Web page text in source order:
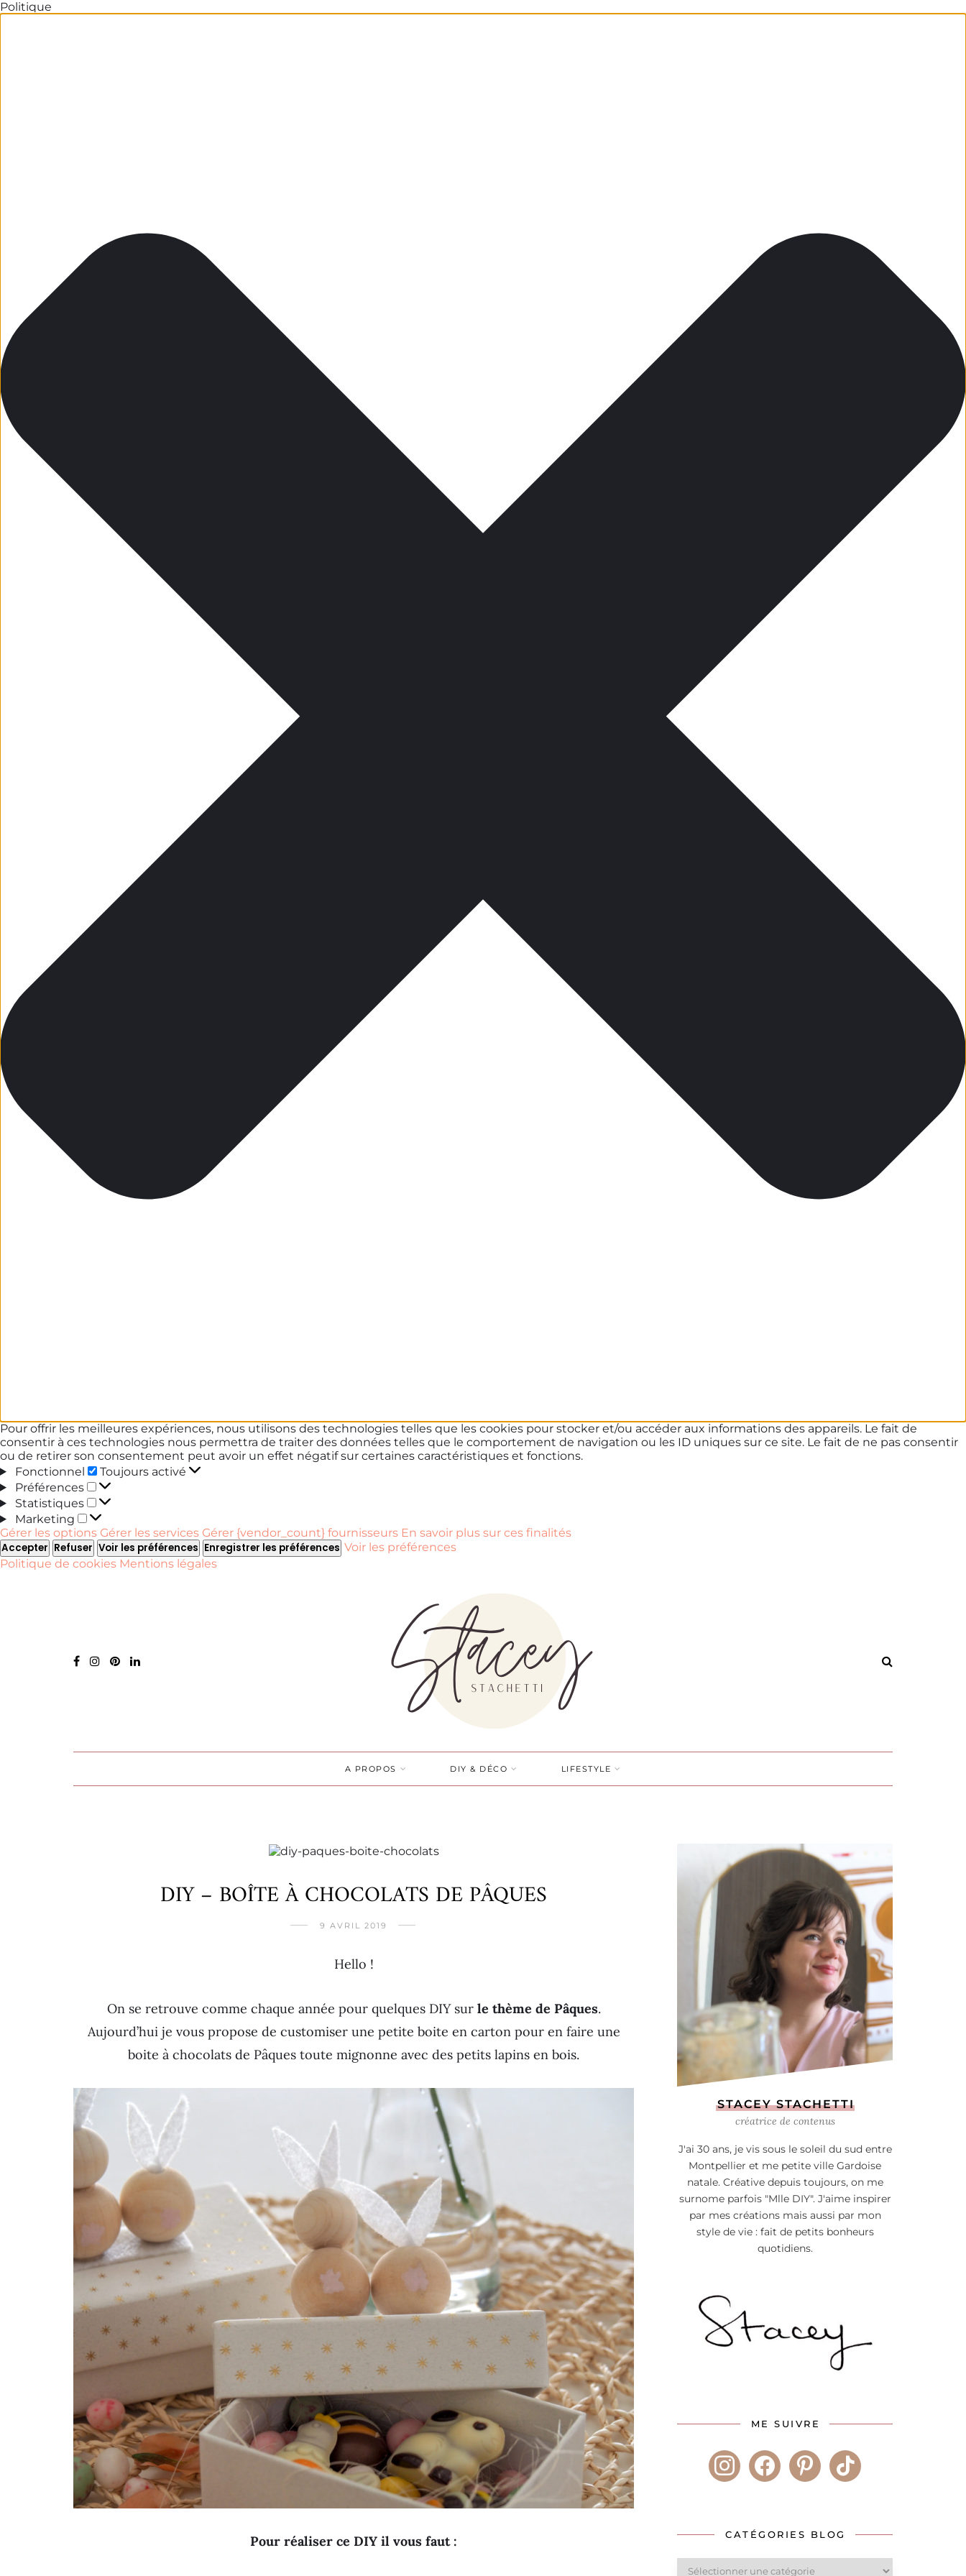
Politique
Pour offrir les meilleures expériences, nous utilisons des technologies telles que les cookies pour stocker et/ou accéder aux informations des appareils. Le fait de
consentir à ces technologies nous permettra de traiter des données telles que le comportement de navigation ou les ID uniques sur ce site. Le fait de ne pas consentir
ou de retirer son consentement peut avoir un effet négatif sur certaines caractéristiques et fonctions.
Fonctionnel
Fonctionnel
Toujours activé
Préférences
Préférences
Statistiques
Statistiques
Marketing
Marketing
Gérer les options Gérer les services Gérer {vendor_count} fournisseurs En savoir plus sur ces finalités
Accepter Refuser Voir les préférences Enregistrer les préférences Voir les préférences
Politique de cookies Mentions légales
A PROPOS DIY & DÉCO LIFESTYLE
DIY – BOÎTE À CHOCOLATS DE PÂQUES
9 AVRIL 2019
Hello !
On se retrouve comme chaque année pour quelques DIY sur le thème de Pâques.
Aujourd’hui je vous propose de customiser une petite boite en carton pour en faire une
boite à chocolats de Pâques toute mignonne avec des petits lapins en bois.
Pour réaliser ce DIY il vous faut :
STACEY STACHETTI
créatrice de contenus
J'ai 30 ans, je vis sous le soleil du sud entre
Montpellier et me petite ville Gardoise
natale. Créative depuis toujours, on me
surnome parfois "Mlle DIY". J'aime inspirer
par mes créations mais aussi par mon
style de vie : fait de petits bonheurs
quotidiens.
ME SUIVRE
instagramfacebookpinteresttiktok
CATÉGORIES BLOG
Catégories